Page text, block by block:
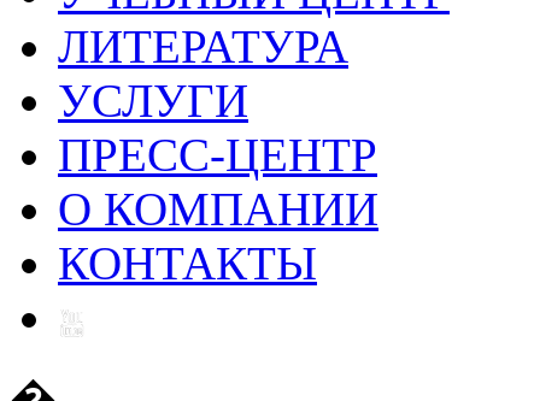
ЛИТЕРАТУРА
УСЛУГИ
ПРЕСС-ЦЕНТР
О КОМПАНИИ
КОНТАКТЫ